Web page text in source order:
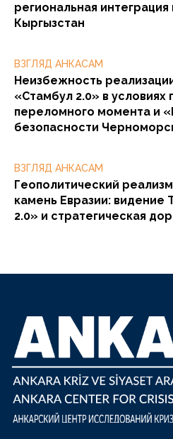
региональная
Кыргызстан
ВЗГЛЯД АНКАСАМ
Неизбежность
«Стамбул 2.0» в условиях
переломного момента и
безопасности
ВЗГЛЯД АНКАСАМ
Геополитический
камень Евразии: видение
2.0» и стратегическая